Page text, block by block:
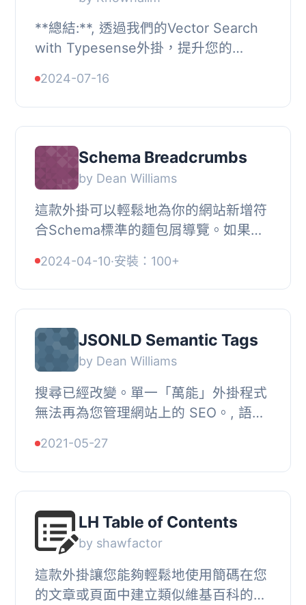
**總結:**, 透過我們的Vector Search
with Typesense外掛，提升您的
尖端嵌入模型和超快速、容錯的搜尋引
擎Typesense，大幅增...
2024-07-16
Schema Breadcrumbs
by Dean Williams
這款外掛可以輕鬆地為你的網站新增符
合Schema標準的麵包屑導覽。如果你
Breadcrumb，此外掛會自動取代它們
的位置，如果你正在...
2024-04-10·安裝：100+
JSONLD Semantic Tags
by Dean Williams
搜尋已經改變。單一「萬能」外掛程式
無法再為您管理網站上的 SEO。, 語意
Google 漿鳥演算法中的所有內容。, 我
們的外掛程式將...
2021-05-27
LH Table of Contents
by shawfactor
這款外掛讓您能夠輕鬆地使用簡碼在您
的文章或頁面中建立類似維基百科的目